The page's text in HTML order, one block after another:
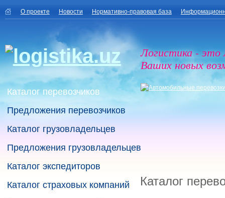
О проекте Новости Нормативно-правовая база
Логистика - это
Ваших новых
Каталог перевозчиков
Предложения перевозчиков
Каталог грузовладельцев
Предложения грузовладельцев
Каталог экспедиторов
Каталог страховых компаний
Каталог